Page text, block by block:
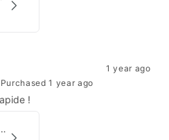
1 year ago
Purchased 1 year ago
!
Christian Dior